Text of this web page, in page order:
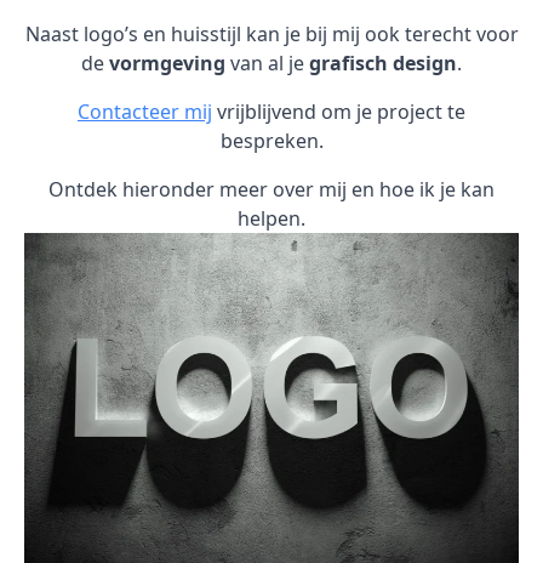
Naast logo’s en huisstijl kan je bij mij ook terecht voor
devormgeving van al jegrafisch design.
Contacteer mij vrijblijvend om je project te
bespreken.
Ontdek hieronder meer over mij en hoe ik je kan
helpen.